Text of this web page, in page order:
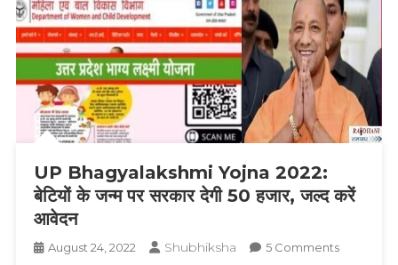
UP Bhagyalakshmi Yojna 2022:
बेटियों के जन्म पर सरकार देगी 50 हजार, जल्द करें
आवेदन
August 24, 2022 Shubhiksha 5 CommentsOn